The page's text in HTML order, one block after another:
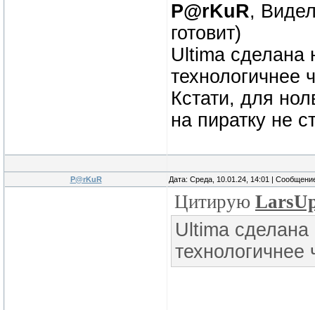
P@rKuR,
готовит)
Ultima сделана
технологичнее
Кстати, для
на пиратку не
P@rKuR Дата: Среда, 10.01.24, 14:01 |
Цитирую
Ultima
технологичнее